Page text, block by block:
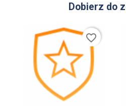
Dobierz do
favorite_border